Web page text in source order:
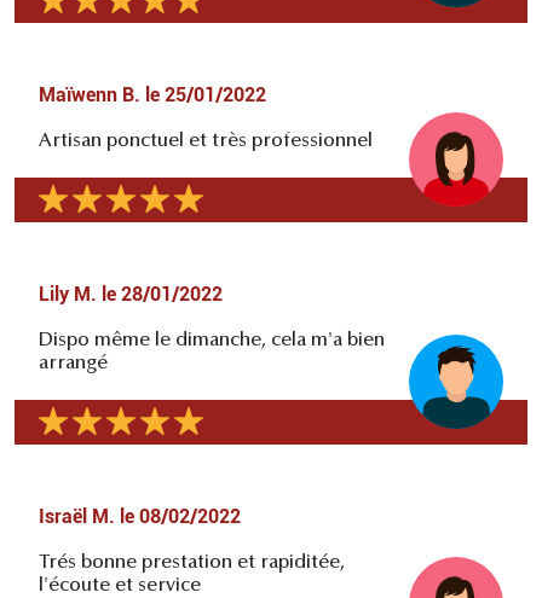
Maïwenn B. le 25/01/2022
Artisan ponctuel et très professionnel
Lily M. le 28/01/2022
Dispo même le dimanche, cela m'a bien
arrangé
Israël M. le 08/02/2022
Trés bonne prestation et rapiditée,
l'écoute et service